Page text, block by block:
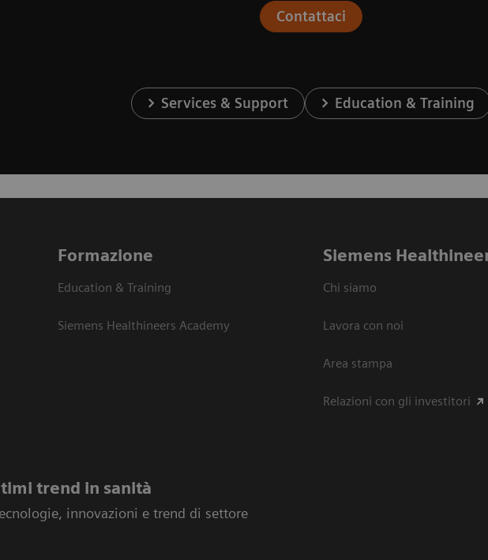
Contattaci
Services & Support Education & Training
Formazione
Education & Training
Siemens Healthineers Academy
Siemens
Chi siamo
Lavora con noi
Area stampa
Relazioni con gli investitori
trend in sanità
innovazioni e trend di settore